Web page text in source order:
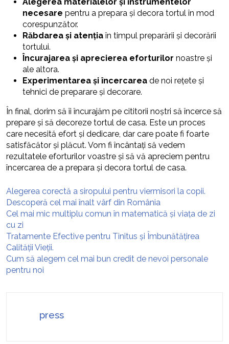
necesare pentru a prepara și decora tortul în mod
corespunzător.
Răbdarea și atențiaîn timpul preparării și decorării
tortului.
Încurajarea și aprecierea eforturilor noastre și
ale altora.
Experimentarea și încercarea de noi rețete și
tehnici de preparare și decorare.
În final, dorim să îi încurajăm pe cititorii noștri să încerce să
prepare și să decoreze tortul de casa. Este un proces
care necesită efort și dedicare, dar care poate fi foarte
satisfăcător și plăcut. Vom fi încântați să vedem
rezultatele eforturilor voastre și să vă apreciem pentru
încercarea de a prepara și decora tortul de casa.
Alegerea corectă a siropului pentru viermisori la copii.
Descoperă cel mai înalt vârf din România
Cel mai mic multiplu comun în matematică și viața de zi
cu zi
Tratamente Efective pentru Tinitus și Îmbunătățirea
Calității Vieții.
Cum să alegem cel mai bun credit de nevoi personale
pentru noi
press